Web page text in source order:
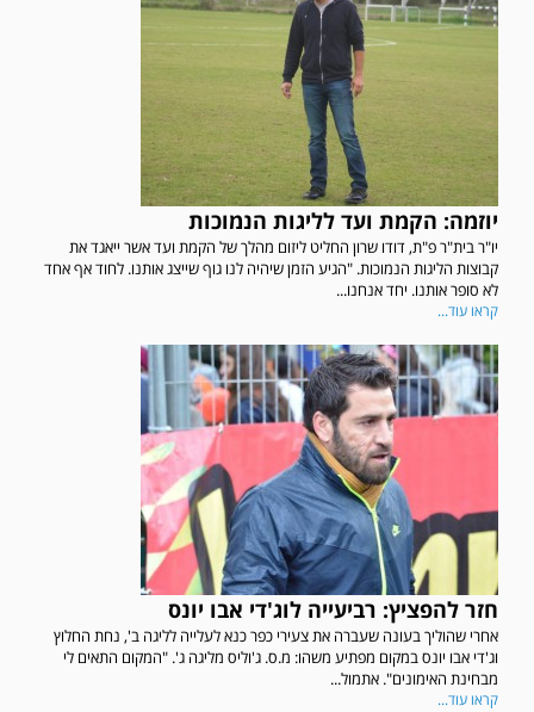
יוזמה: הקמת ועד לליגות הנמוכות
יו"ר בית"ר פ"ת, דודו שרון החליט ליזום מהלך של הקמת ועד אשר ייאגד את
קבוצות הליגות הנמוכות. "הגיע הזמן שיהיה לנו גוף שייצג אותנו. לחוד אף אחד
לא סופר אותנו. יחד אנחנו...
קראו עוד...
חזר להפציץ: רביעייה לוג'די אבו יונס
אחרי שהוליך בעונה שעברה את צעירי כפר כנא לעלייה לליגה ב', נחת החלוץ
וג'די אבו יונס במקום מפתיע משהו: מ.ס. ג'וליס מליגה ג'. "המקום התאים לי
מבחינת האימונים". אתמול...
קראו עוד...